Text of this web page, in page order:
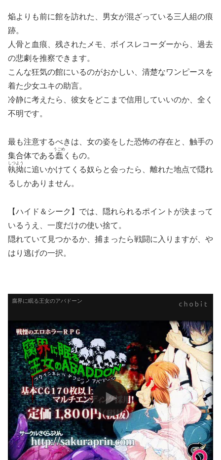
焔よりも前に館を訪れた、男女が混ざっている三人組の痕
跡。
人骨と血痕、残されたメモ、ボイスレコーダーから、過去
の悲劇を推察できます。
こんな狂気の館にいるのがおかしい、清楚なワンピースを
着た少女ユキの助言。
冷静に考えたら、彼女をどこまで信用していいのか、全く
不明です。
最も注意するべきは、女の姿をした恐怖の存在と、触手の
集合体である蠢
うごめ
くもの。
執拗
しつよう
に追いかけてくる奴らと会ったら、離れた地点で隠れ
るしかありません。
【ハイド＆シーク】では、隠れられるポイントが決まって
いるうえ、一度だけの使い捨て。
隠れていて見つかるか、捕まったら戦闘に入りますが、や
はり逃げの一択。